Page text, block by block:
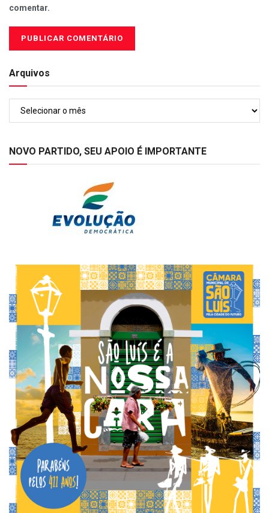
comentar.
Arquivos
NOVO PARTIDO, SEU APOIO É IMPORTANTE